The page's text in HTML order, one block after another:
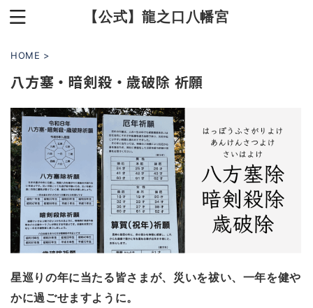
【公式】龍之口八幡宮
HOME >
八方塞・暗剣殺・歳破除 祈願
星巡りの年に当たる皆さまが、災いを祓い、一年を健や
かに過ごせますように。